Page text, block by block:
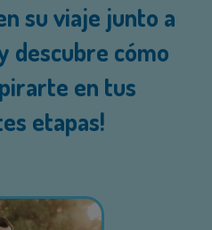
su viaje junto a
descubre cómo
en tus
etapas!